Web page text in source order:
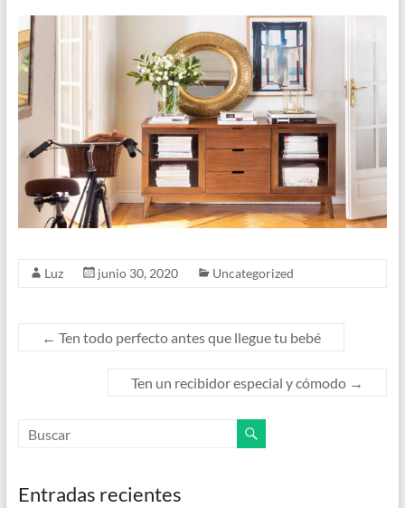
Luz junio 30, 2020 Uncategorized
← Ten todo perfecto antes que llegue tu bebé
Ten un recibidor especial y cómodo →
Entradas recientes